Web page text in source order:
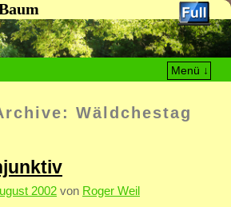
Menü ↓
Wäldchestag
2002 von Roger Weil